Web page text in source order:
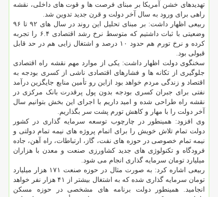
تهدیدهای خشن آمریکا بر مبنای فرصت ها و قوت های داخلی، نقشه
راهی برای ورود به سال آخر دولت و قرن جدید تدوین شد.
ربیعی اظهار داشت: بر مبنای تحلیل این روند در سال های ۹۲ تا ۹۶
وضعیتی با ثبات داشتیم که متوسط نرخ رشد اقتصادی ۶.۴ را تجربه
کرده و نرخ تورم هم حدود ۱۰ درصد و اشتغال زایی هم در حد قابل
قبولی بود.
سخنگوی دولت اظهار داشت: یکی از موارد مهم نقشه راه اقتصادی
جلوگیری از تکانه ها و فشارهای اقتصادی ناشی از کسری بودجه به
اقتصاد و زندگی مردم خواهد بود ازاین رو تأمین منابع جایگزین درآمد
نفتی برای جبران کسری بودجه بدون پول پرقدرت بانک مرکزی در
نقشه راه طراحی شده و امید داریم با اجرای این بخش بتوانیم سال
آخر دولت را با مهار و کاهش تورم پشت سر بگذاریم.
وی افزود: همینطور در چارچوب توسعه سرمایه گذاری در کشور
دولت تمام تلاش خویش را برای اتمام پروژه های نیمه تمام دولتی و
نیمه تمام خصوصی در حوزه های نفت، گاز، ارتباطات، راه آهن، جاده
فرودگاه و تکنولوژی های جدید کشاورزی صنعت و معدن با هزاران
میلیارد تومان سرمایه گذاری انجام می شود.
ربیعی اشاره کرد: به صورت مثال در حوزه صنعت ۱۷۱ هزار میلیارد
تومان سرمایه گذاری شده که به اشتغال بیشتر از ۴۱ هزار نفر خواهد
انجامید. همینطور دولت برنامه های مشخصی در حوزه مسکن